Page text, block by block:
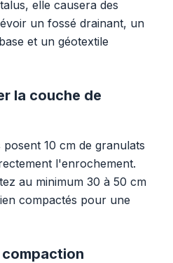
elle causera des
un fossé drainant, un
et un géotextile
la couche de
10 cm de granulats
l'enrochement.
au minimum 30 à 50 cm
compactés pour une
compaction